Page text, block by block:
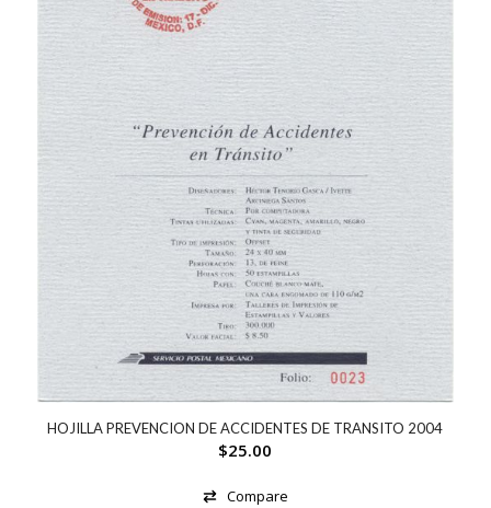
HOJILLA PREVENCION DE ACCIDENTES DE TRANSITO 2004
$25.00
Compare